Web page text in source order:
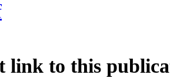
link to this